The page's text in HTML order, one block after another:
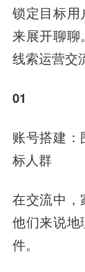
锁定目标用
来展开聊聊
线索运营交
01
账号搭建：
标人群
在交流中，
他们来说地
件。